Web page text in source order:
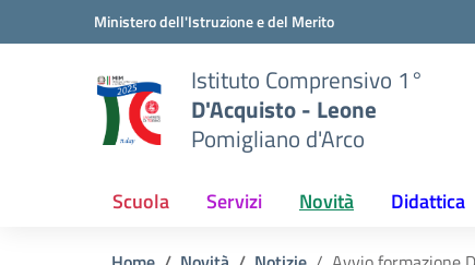
Vai ai contenuti
Vai al menu di navigazioneMinistero dell'Istruzione e del Merito
Istituto Comprensivo 1°
D'Acquisto - Leone
Pomigliano d'Arco
Scuola Servizi Novità Didattica